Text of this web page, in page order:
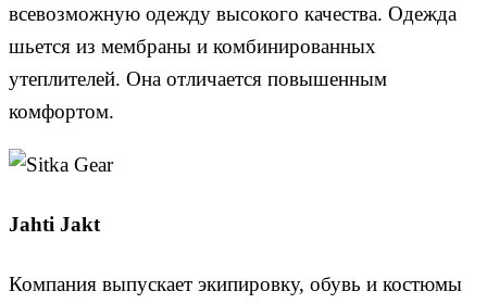
всевозможную одежду высокого качества. Одежда
шьется из мембраны и комбинированных
утеплителей. Она отличается повышенным
комфортом.
Jahti Jakt
Компания выпускает экипировку, обувь и костюмы